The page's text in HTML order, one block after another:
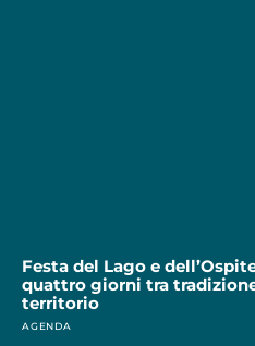
Festa del Lago e
quattro giorni tra
territorio
AGENDA